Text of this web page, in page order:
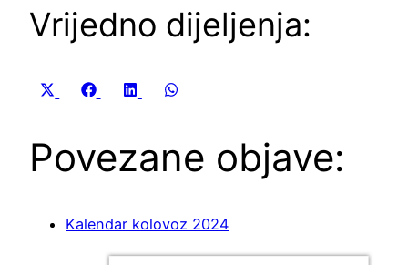
Vrijedno dijeljenja:
Share
Share
Facebook
Share
LinkedIn
Povezane objave:
Kalendar kolovoz 2024